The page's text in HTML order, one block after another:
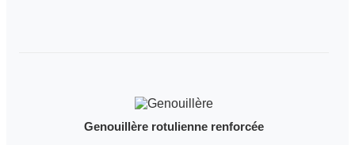
Genouillère rotulienne renforcée